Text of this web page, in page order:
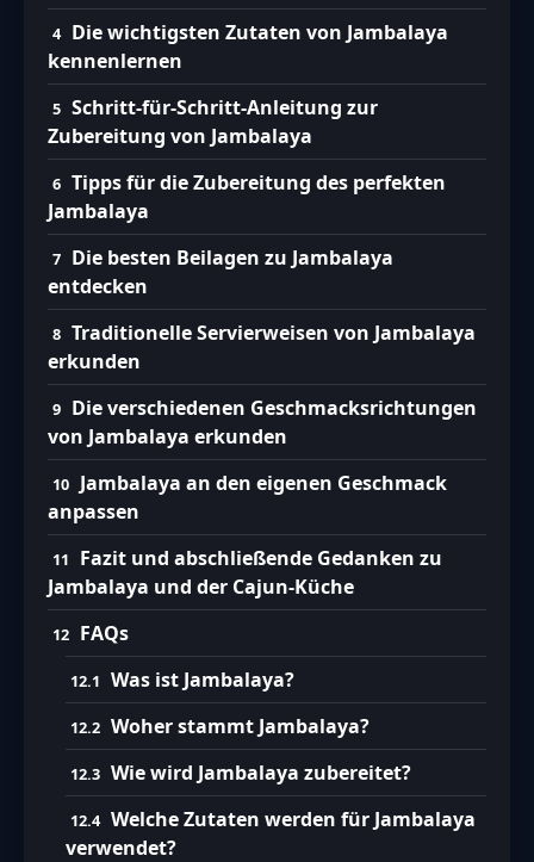
Die wichtigsten Zutaten von Jambalaya
kennenlernen
Schritt-für-Schritt-Anleitung zur
Zubereitung von Jambalaya
Tipps für die Zubereitung des perfekten
Jambalaya
Die besten Beilagen zu Jambalaya
entdecken
Traditionelle Servierweisen von Jambalaya
erkunden
Die verschiedenen Geschmacksrichtungen
von Jambalaya erkunden
Jambalaya an den eigenen Geschmack
anpassen
Fazit und abschließende Gedanken zu
Jambalaya und der Cajun-Küche
FAQs
Was ist Jambalaya?
Woher stammt Jambalaya?
Wie wird Jambalaya zubereitet?
Welche Zutaten werden für Jambalaya
verwendet?